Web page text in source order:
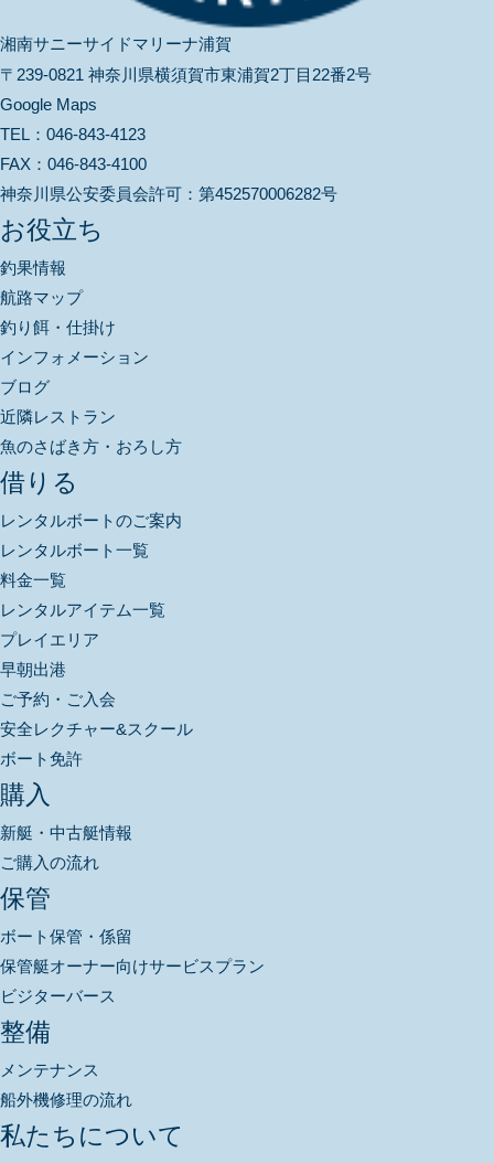
湘南サニーサイドマリーナ浦賀
〒239-0821 神奈川県横須賀市東浦賀2丁目22番2号
Google Maps
TEL： 046-843-4123
FAX： 046-843-4100
神奈川県公安委員会許可： 第452570006282号
お役立ち
釣果情報
航路マップ
釣り餌・仕掛け
インフォメーション
ブログ
近隣レストラン
魚のさばき方・おろし方
借りる
レンタルボートのご案内
レンタルボート一覧
料金一覧
レンタルアイテム一覧
プレイエリア
早朝出港
ご予約・ご入会
安全レクチャー&スクール
ボート免許
購入
新艇・中古艇情報
ご購入の流れ
保管
ボート保管・係留
保管艇オーナー向けサービスプラン
ビジターバース
整備
メンテナンス
船外機修理の流れ
私たちについて